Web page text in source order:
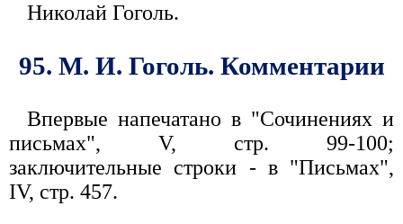
Николай Гоголь.
95. М. И. Гоголь. Комментарии
Впервые напечатано в "Сочинениях и
письмах", V, стр. 99-100;
заключительные строки - в "Письмах",
IV, стр. 457.